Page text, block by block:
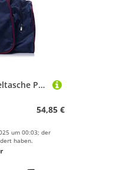
Sport Tent-Reitstiefeltasche Professionelle Stiefeltasche mit helmfach Helmtasche Kombitasche Reitstiefel Reittasche Blau
54,85 €
um 00:03; der
haben.